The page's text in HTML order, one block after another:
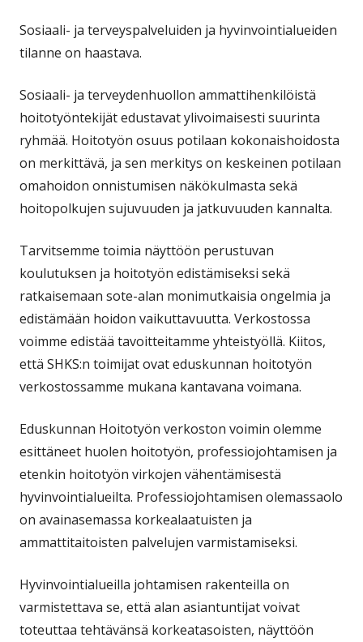
Sosiaali- ja terveyspalveluiden ja hyvinvointialueiden
tilanne on haastava.
Sosiaali- ja terveydenhuollon ammattihenkilöistä
hoitotyöntekijät edustavat ylivoimaisesti suurinta
ryhmää. Hoitotyön osuus potilaan kokonaishoidosta
on merkittävä, ja sen merkitys on keskeinen potilaan
omahoidon onnistumisen näkökulmasta sekä
hoitopolkujen sujuvuuden ja jatkuvuuden kannalta.
Tarvitsemme toimia näyttöön perustuvan
koulutuksen ja hoitotyön edistämiseksi sekä
ratkaisemaan sote-alan monimutkaisia ongelmia ja
edistämään hoidon vaikuttavuutta. Verkostossa
voimme edistää tavoitteitamme yhteistyöllä. Kiitos,
että SHKS:n toimijat ovat eduskunnan hoitotyön
verkostossamme mukana kantavana voimana.
Eduskunnan Hoitotyön verkoston voimin olemme
esittäneet huolen hoitotyön, professiojohtamisen ja
etenkin hoitotyön virkojen vähentämisestä
hyvinvointialueilta. Professiojohtamisen olemassaolo
on avainasemassa korkealaatuisten ja
ammattitaitoisten palvelujen varmistamiseksi.
Hyvinvointialueilla johtamisen rakenteilla on
varmistettava se, että alan asiantuntijat voivat
toteuttaa tehtävänsä korkeatasoisten, näyttöön